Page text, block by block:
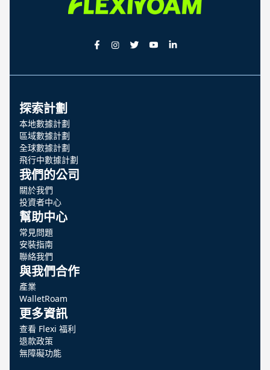
探索計劃
本地數據計劃
區域數據計劃
全球數據計劃
飛行中數據計劃
我們的公司
關於我們
投資者中心
幫助中心
常見問題
安裝指南
聯絡我們
與我們合作
產業
WalletRoam
更多資訊
查看 Flexi 福利
退款政策
無障礙功能